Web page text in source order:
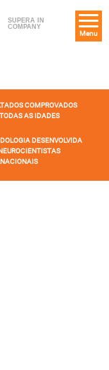
SUPERA IN
COMPANY
Menu
COMPROVADOS
AS IDADES
DESENVOLVIDA